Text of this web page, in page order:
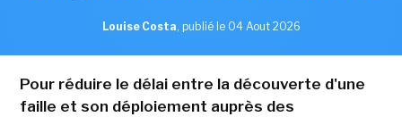
Louise Costa, publié le 04 Aout 2026
Pour réduire le délai entre la découverte d'une
faille et son déploiement auprès des